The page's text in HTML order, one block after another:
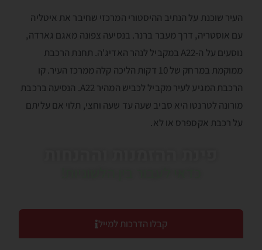
העיר שוכנת על הנתיב ההיסטורי המרכזי שחיבר את איטליה
עם אוסטריה, דרך מעבר ברנר. בנסיעה צפונה מאגם גארדה,
נוסעים על ה-A22 במקביל לנהר האדיג'ה. תחנת הרכבת
ממוקמת במרחק של 10 דקות הליכה קלה ממרכז העיר. קו
הרכבת המגיע לעיר מקביל לכביש המהיר A22. הנסיעה ברכבת
מורונה לטרנטו היא סביב שעה עד שעה וחצי, תלוי אם עליתם
על רכבת אקספרס או לא.
קבלו הדרכות למייל